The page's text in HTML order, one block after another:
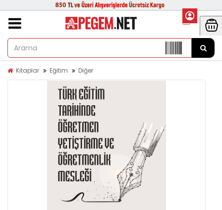
Kitaplar Eğitim Diğer